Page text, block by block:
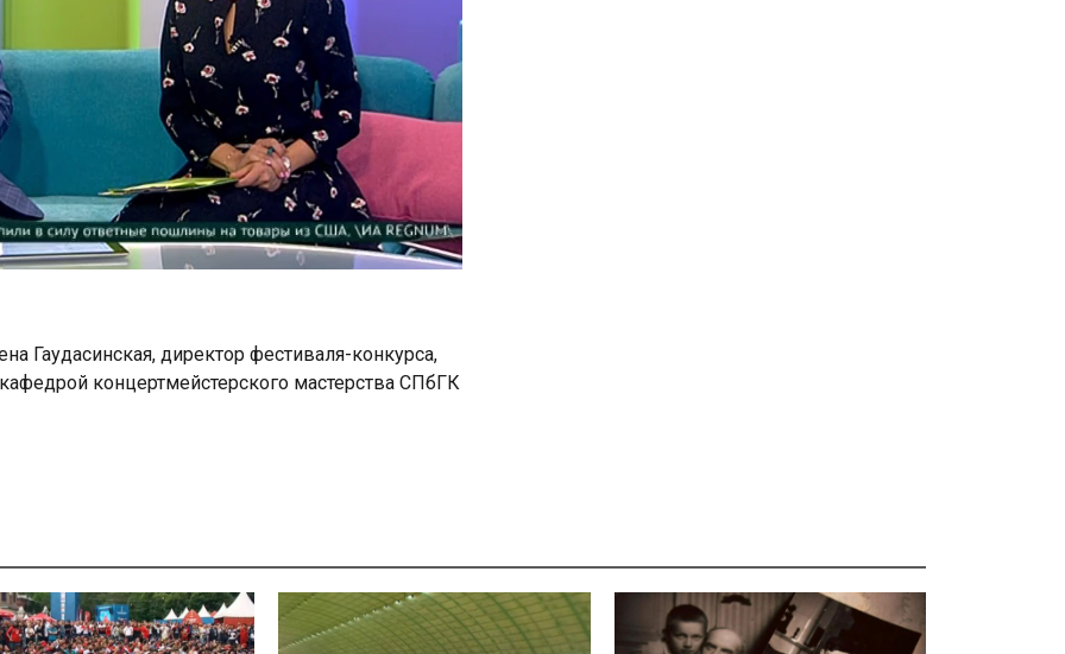
Гаудасинская, директор фестиваля-конкурса,
концертмейстерского мастерства СПбГК